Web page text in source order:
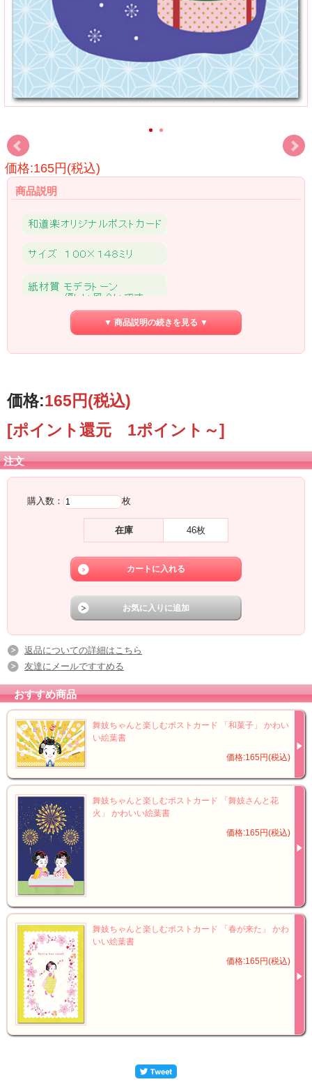
価格:165円(税込)
商品説明
▼ 商品説明の続きを見る ▼
価格:165円(税込)
[ポイント還元 1ポイント～]
注文
購入数： 枚
在庫 46枚
返品についての詳細はこちら
友達にメールですすめる
おすすめ商品
舞妓ちゃんと楽しむポストカード 「和菓子」 かわい
い絵葉書
価格:165円(税込)
舞妓ちゃんと楽しむポストカード 「舞妓さんと花
火」 かわいい絵葉書
価格:165円(税込)
舞妓ちゃんと楽しむポストカード 「春が来た」 かわ
いい絵葉書
価格:165円(税込)